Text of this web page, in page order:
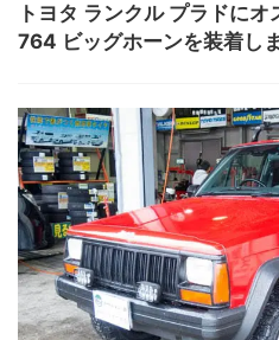
トヨタ ランクル プラドに
764 ビッグホーンを装着し